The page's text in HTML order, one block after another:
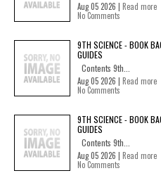
Aug 05 2026 | Read more
No Comments
9TH SCIENCE - BOOK
GUIDES
Contents 9th...
Aug 05 2026 | Read more
No Comments
9TH SCIENCE - BOOK
GUIDES
Contents 9th...
Aug 05 2026 | Read more
No Comments